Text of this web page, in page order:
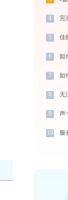
4
5 佳
6 如
7 如
8 无
9
10